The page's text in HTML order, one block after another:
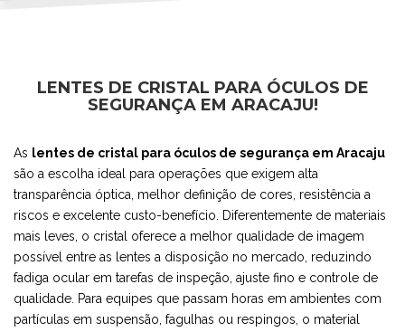
LENTES DE CRISTAL PARA ÓCULOS DE
SEGURANÇA EM ARACAJU!
As lentes de cristal para óculos de segurança em Aracaju
são a escolha ideal para operações que exigem alta
transparência óptica, melhor definição de cores, resistência a
riscos e excelente custo-benefício. Diferentemente de materiais
mais leves, o cristal oferece a melhor qualidade de imagem
possível entre as lentes a disposição no mercado, reduzindo
fadiga ocular em tarefas de inspeção, ajuste fino e controle de
qualidade. Para equipes que passam horas em ambientes com
partículas em suspensão, fagulhas ou respingos, o material